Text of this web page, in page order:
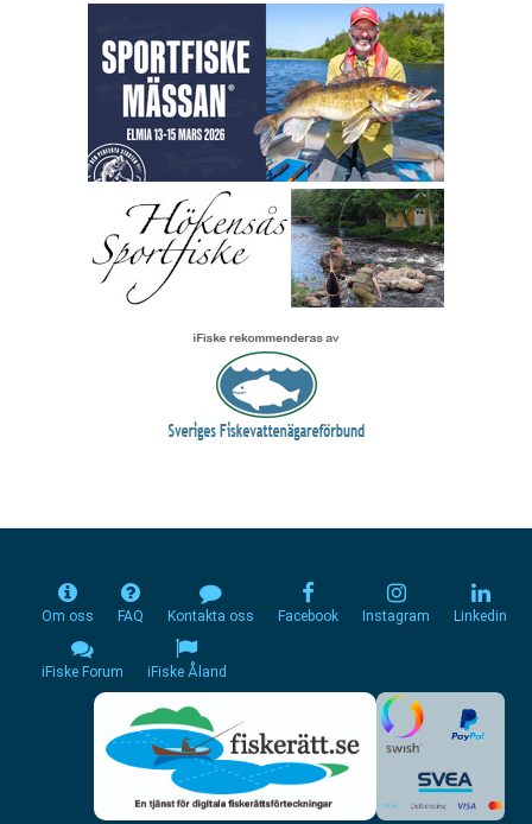
Om oss FAQ Kontakta oss Facebook Instagram Linkedin
iFiske Forum iFiske Åland